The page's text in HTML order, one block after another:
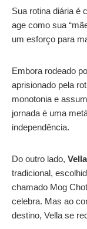
Sua rotina diária é
age como sua
um esforço para
Embora rodeado
aprisionado pela
monotonia e
jornada é uma
independência.
Do outro lado,
tradicional,
chamado Mog
celebra. Mas ao
destino, Vella se